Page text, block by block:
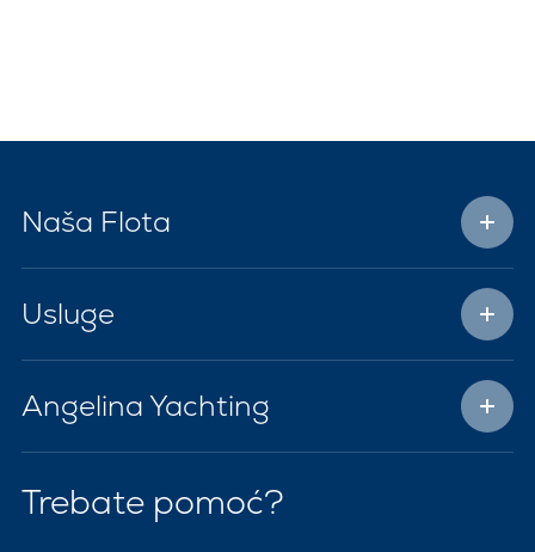
Naša Flota
Usluge
Angelina Yachting
Trebate pomoć?